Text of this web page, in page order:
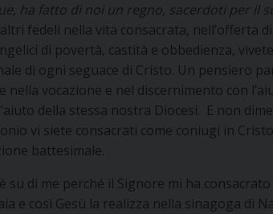
ha fatto di noi un regno, sacerdoti per il
fedeli nella vita consacrata, nell’offerta
di povertà, castità e obbedienza,
di ogni seguace di Cristo. Un pensiero
nella vocazione e nel discernimento con
della stessa nostra Diocesi. E non
vi siete consacrati come coniugi in
battesimale.
su di me perché il Signore mi ha consacrato
e così Gesù la realizza nella sinagoga di